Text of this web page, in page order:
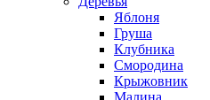
Яблоня
Груша
Клубника
Смородина
Крыжовник
Малина